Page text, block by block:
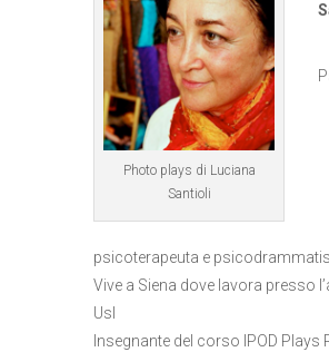
Photo plays di Luciana
Santioli
psicoterapeuta e
Vive a Siena dove lavora presso
Usl
Insegnante del corso IPOD Plays